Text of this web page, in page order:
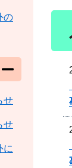
の
せ
せ
に